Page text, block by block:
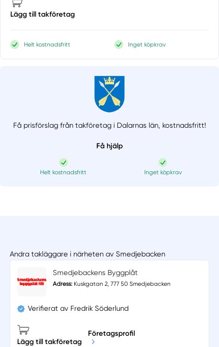
Lägg till takföretag
Helt kostnadsfritt Inget köpkrav
Få prisförslag från takföretag i Dalarnas län, kostnadsfritt!
Få hjälp
Helt kostnadsfritt Inget köpkrav
Andra takläggare i närheten av Smedjebacken
Smedjebackens Byggplåt
Adress: Kuskgatan 2, 777 50 Smedjebacken
Verifierat av Fredrik Söderlund
Lägg till takföretag
Företagsprofil